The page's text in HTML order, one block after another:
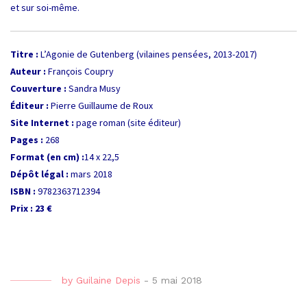
et sur soi-même.
Titre : L’Agonie de Gutenberg (vilaines pensées, 2013-2017)
Auteur : François Coupry
Couverture : Sandra Musy
Éditeur : Pierre Guillaume de Roux
Site Internet : page roman (site éditeur)
Pages : 268
Format (en cm) :14 x 22,5
Dépôt légal : mars 2018
ISBN : 9782363712394
Prix : 23 €
by Guilaine Depis - 5 mai 2018